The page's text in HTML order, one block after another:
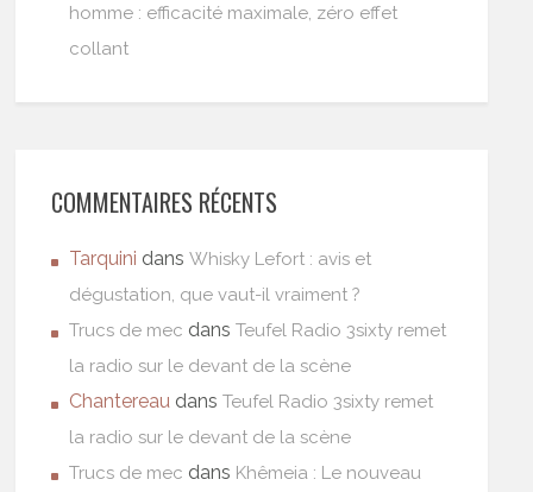
homme : efficacité maximale, zéro effet
collant
COMMENTAIRES RÉCENTS
Tarquini dansWhisky Lefort : avis et
dégustation, que vaut-il vraiment ?
Trucs de mec dansTeufel Radio 3sixty remet
la radio sur le devant de la scène
Chantereau dansTeufel Radio 3sixty remet
la radio sur le devant de la scène
Trucs de mec dans Khêmeia : Le nouveau